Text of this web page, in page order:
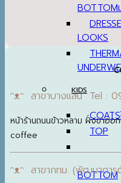
BOTTOM
LOOKS
KIDS
COATS
TOP
BOTTOM
ᵔᴥᵔ สาขาบางแสน Tel :
หน้าร้านถนนข้าวหลาม ฝั่งขาอ
coffee
ᵔᴥᵔ สาขากทม. (พัฒนากา